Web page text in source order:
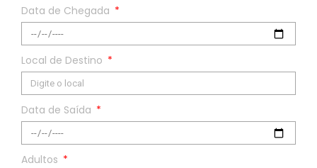
Data de Chegada
Local de Destino
Data de Saída
Adultos